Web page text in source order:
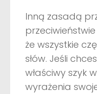
Inną zasadą
że wszystkie
słów. Jeśli
właściwy szyk
wyrażenia